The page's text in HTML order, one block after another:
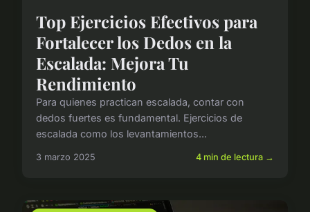
Top Ejercicios Efectivos para
Fortalecer los Dedos en la
Escalada: Mejora Tu
Rendimiento
Para quienes practican escalada, contar con
dedos fuertes es fundamental. Ejercicios de
escalada como los levantamientos...
3 marzo 2025 4 min de lectura →